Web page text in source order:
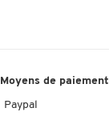
Moyens de paiement
Paypal